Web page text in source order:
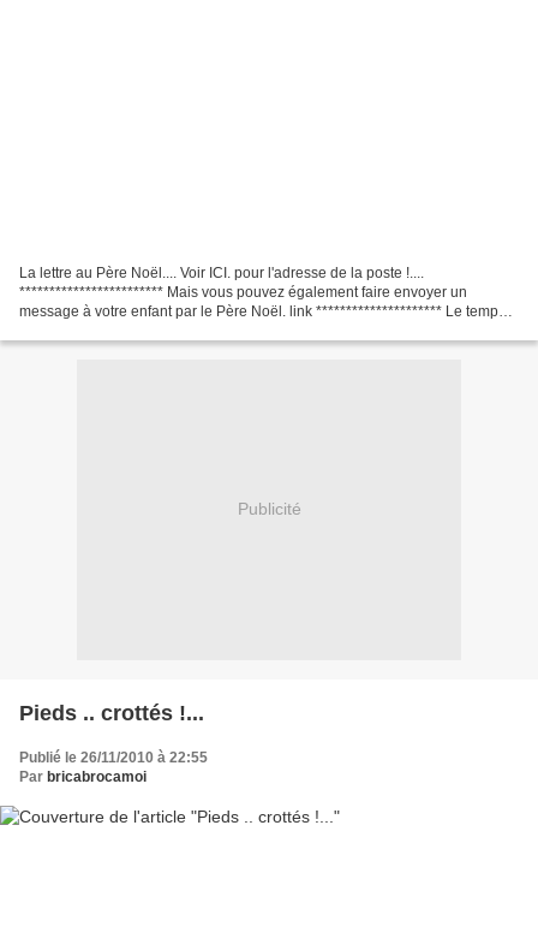
La lettre au Père Noël.... Voir ICI. pour l'adresse de la poste !....
************************ Mais vous pouvez également faire envoyer un
message à votre enfant par le Père Noël. link ********************* Le temps
Publicité
Pieds .. crottés !...
Publié le 26/11/2010 à 22:55
Par bricabrocamoi